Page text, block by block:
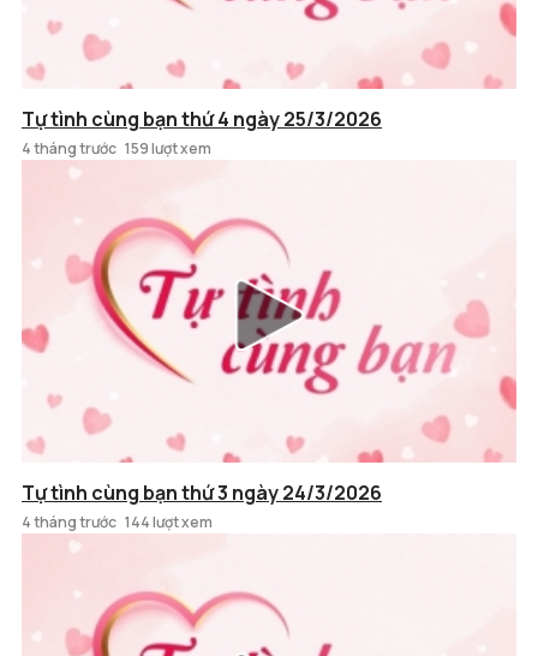
Tự tình cùng bạn thứ 4 ngày 25/3/2026
4 tháng trước 159 lượt xem
Tự tình cùng bạn thứ 3 ngày 24/3/2026
4 tháng trước 144 lượt xem